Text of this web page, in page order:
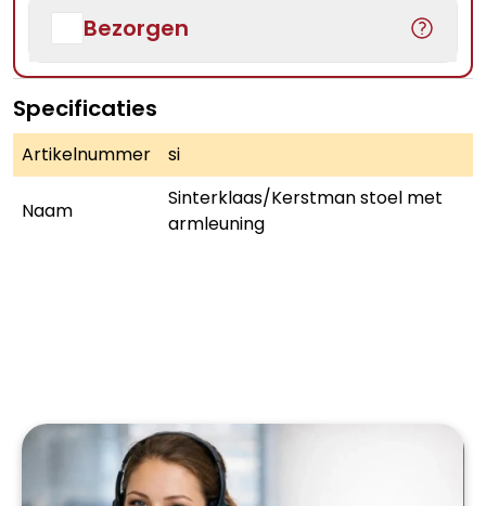
Bezorgen
Specificaties
Artikelnummer si
Naam
Sinterklaas/Kerstman stoel met
armleuning